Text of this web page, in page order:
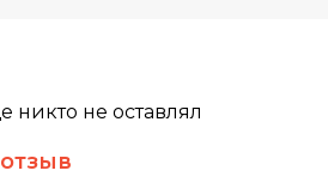
никто не оставлял